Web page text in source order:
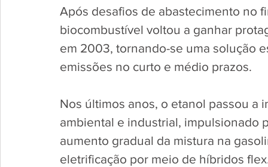
Após desafios de abastecimento no
biocombustível voltou a ganhar
em 2003, tornando-se uma solução
emissões no curto e médio prazos.
Nos últimos anos, o etanol passou a
ambiental e industrial, impulsionado
aumento gradual da mistura na
eletrificação por meio de híbridos